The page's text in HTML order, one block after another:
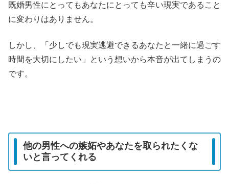
既婚男性にとってもあなたにとっても辛い現実であること
に変わりはありません。
しかし、「少しでも現実逃避できるあなたと一緒に過ごす
時間を大切にしたい」という想いから本音が出てしまうの
です。
他の男性への嫉妬やあなたを取られたくな
いと言ってくれる